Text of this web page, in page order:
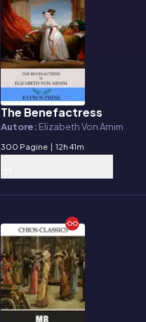
E-book
The Benefactress
Autore: Elizabeth Von Arnim
300 Pagine | 12h 41m